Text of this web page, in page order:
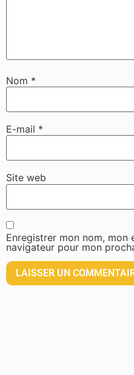
Nom *
E-mail *
Site web
Enregistrer mon nom, mon
navigateur pour mon